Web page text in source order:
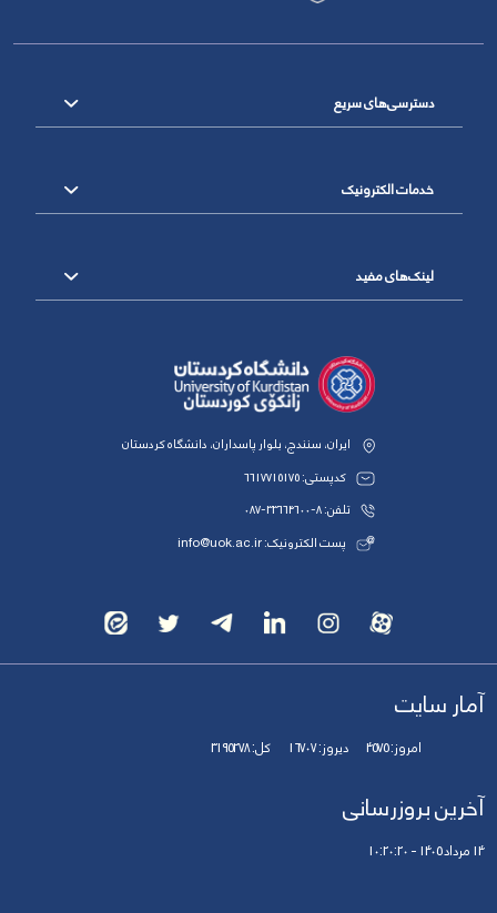
دسترسی‌های سریع
خدمات الکترونیک
لینک‌های مفید
ایران، سنندج، بلوار پاسداران، دانشگاه کردستان
کدپستی: 6617715175
تلفن: 8-33664600-087
پست الکترونیک: info@uok.ac.ir
آمار سایت
امروز:4575 دیروز:16707 کل:3195278
آخرین بروزرسانی
14 مرداد 1405 - 10:20:20